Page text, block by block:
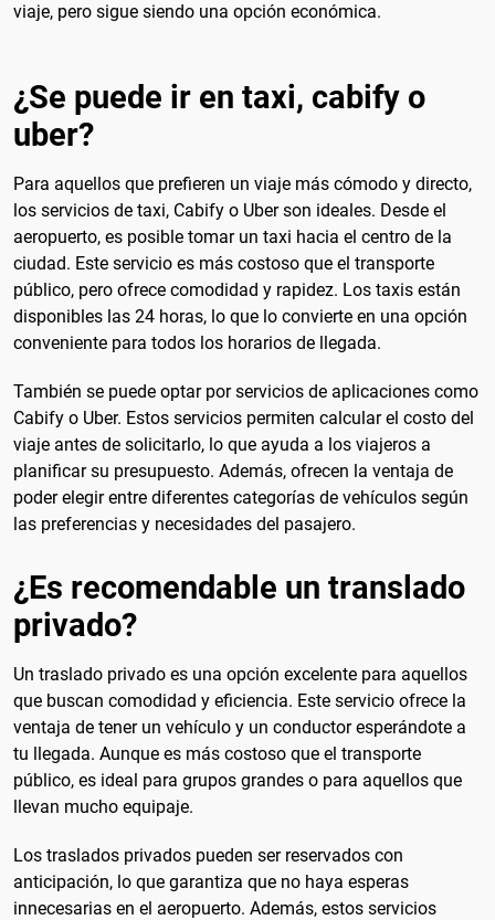
viaje, pero sigue siendo una opción económica.
¿Se puede ir en taxi, cabify o
uber?
Para aquellos que prefieren un viaje más cómodo y directo,
los servicios de taxi, Cabify o Uber son ideales. Desde el
aeropuerto, es posible tomar un taxi hacia el centro de la
ciudad. Este servicio es más costoso que el transporte
público, pero ofrece comodidad y rapidez. Los taxis están
disponibles las 24 horas, lo que lo convierte en una opción
conveniente para todos los horarios de llegada.
También se puede optar por servicios de aplicaciones como
Cabify o Uber. Estos servicios permiten calcular el costo del
viaje antes de solicitarlo, lo que ayuda a los viajeros a
planificar su presupuesto. Además, ofrecen la ventaja de
poder elegir entre diferentes categorías de vehículos según
las preferencias y necesidades del pasajero.
¿Es recomendable un translado
privado?
Un traslado privado es una opción excelente para aquellos
que buscan comodidad y eficiencia. Este servicio ofrece la
ventaja de tener un vehículo y un conductor esperándote a
tu llegada. Aunque es más costoso que el transporte
público, es ideal para grupos grandes o para aquellos que
llevan mucho equipaje.
Los traslados privados pueden ser reservados con
anticipación, lo que garantiza que no haya esperas
innecesarias en el aeropuerto. Además, estos servicios